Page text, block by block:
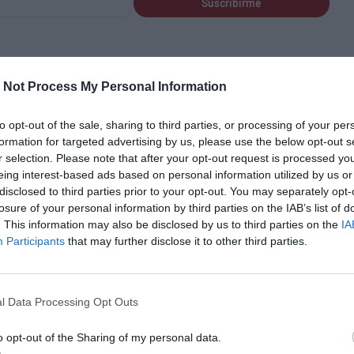
Not Process My Personal Information
opt-out of the sale, sharing to third parties, or processing of your
for targeted advertising by us, please use the below opt-out
selection. Please note that after your opt-out request is processed
interest-based ads based on personal information utilized by us
to third parties prior to your opt-out. You may separately
of your personal information by third parties on the IAB’s list of
This information may also be disclosed by us to third parties on the
Participants that may further disclose it to other third parties.
Data Processing Opt Outs
opt-out of the Sharing of my personal data.
Suscribirme
de la política de losoutsiders
populismo de derechae izquierda, cuya lógica
el reconocimiento del oponente como actor legítimo
en Chile, Rodolfo Hernández en Colombia y
tienen en común las protestas que recorren la
el sistema político, al que se le demanda una
vivienda, justicia, ética, etc—. Todas estas
tendenciaantiestablishmento antioficialista.